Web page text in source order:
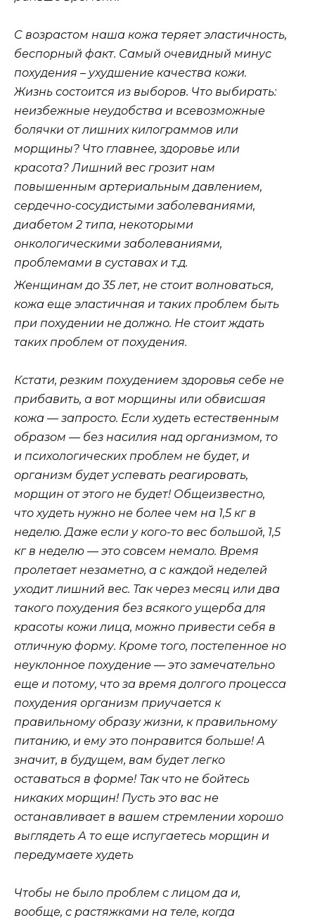
C возрастом наша кожа теряет эластичность,
беспорный факт. Самый очевидный минус
похудения – ухудшение качества кожи.
Жизнь состоится из выборов. Что выбирать:
неизбежные неудобства и всевозможные
болячки от лишних килограммов или
морщины? Что главнее, здоровье или
красота? Лишний вес грозит нам
повышенным артериальным давлением,
сердечно-сосудистыми заболеваниями,
диабетом 2 типа, некоторыми
онкологическими заболеваниями,
проблемами в суставах и т.д.
Женщинам до 35 лет, не стоит волноваться,
кожа еще эластичная и таких проблем быть
при похудении не должно. Не стоит ждать
таких проблем от похудения.
Кстати, резким похудением здоровья себе не
прибавить, а вот морщины или обвисшая
кожа — запросто. Если худеть естественным
образом — без насилия над организмом, то
и психологических проблем не будет, и
организм будет успевать реагировать,
морщин от этого не будет! Общеизвестно,
что худеть нужно не более чем на 1,5 кг в
неделю. Даже если у кого-то вес большой, 1,5
кг в неделю — это совсем немало. Время
пролетает незаметно, а с каждой неделей
уходит лишний вес. Так через месяц или два
такого похудения без всякого ущерба для
красоты кожи лица, можно привести себя в
отличную форму. Кроме того, постепенное но
неуклонное похудение — это замечательно
еще и потому, что за время долгого процесса
похудения организм приучается к
правильному образу жизни, к правильному
питанию, и ему это понравится больше! А
значит, в будущем, вам будет легко
оставаться в форме! Так что не бойтесь
никаких морщин! Пусть это вас не
останавливает в вашем стремлении хорошо
выглядеть А то еще испугаетесь морщин и
передумаете худеть
Чтобы не было проблем с лицом да и,
вообще, с растяжками на теле, когда